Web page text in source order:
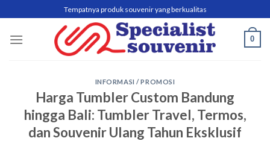
to
content
Tempatnya produk souvenir yang berkualitas
0
INFORMASI / PROMOSI
Harga Tumbler Custom Bandung
hingga Bali: Tumbler Travel, Termos,
dan Souvenir Ulang Tahun Eksklusif